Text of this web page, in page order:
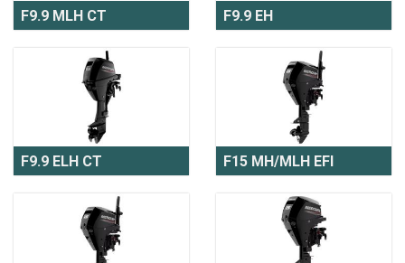
F9.9 MLH CT F9.9 EH
F9.9 ELH CT F15 MH/MLH EFI